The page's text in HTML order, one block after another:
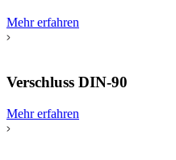
Mehr erfahren
Verschluss DIN-90
Mehr erfahren